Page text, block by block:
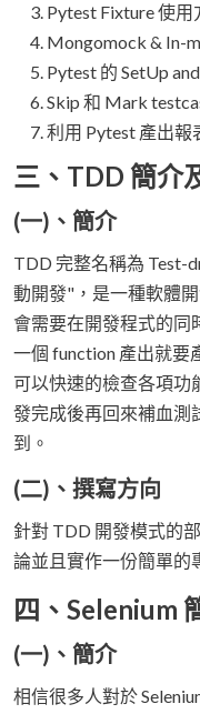
Pytest Fixture 使用
Mongomock & In-
Pytest 的 SetUp
Skip 和 Mark
利用 Pytest 產出報
三、TDD 簡介
(一)、簡介
TDD 完整名稱為 Test-
動開發"，是一種軟體
會需要在開發程式的同
一個 function 產出就要
可以快速的檢查各項功
發完成後再回來補血測
到。
(二)、撰寫方向
針對 TDD 開發模式的
論並且實作一份簡單的
四、Selenium
(一)、簡介
相信很多人對於